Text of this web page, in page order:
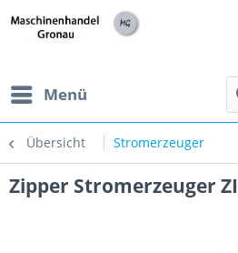
Menü
Übersicht Stromerzeuger
Zipper Stromerzeuger